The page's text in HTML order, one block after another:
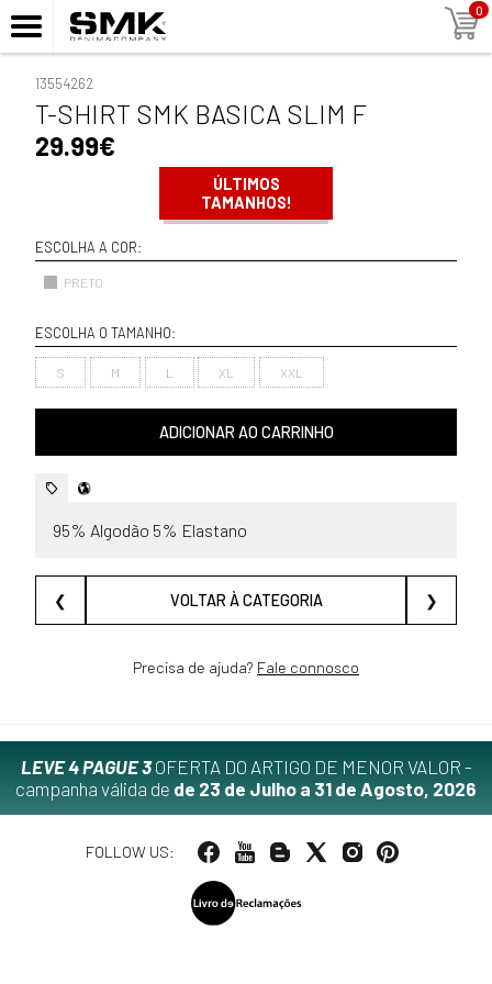
0
13554262
T-SHIRT SMK BASICA SLIM F
29.99€
ÚLTIMOS
TAMANHOS!
ESCOLHA A COR:
PRETO
ESCOLHA O TAMANHO:
S M L XL XXL
ADICIONAR AO CARRINHO
95% Algodão 5% Elastano
❮ VOLTAR À CATEGORIA ❯
Precisa de ajuda? Fale connosco
LEVE 4 PAGUE 3OFERTA DO ARTIGO DE MENOR VALOR -
campanha válida de de 23 de Julho a 31 de Agosto, 2026
FOLLOW US: